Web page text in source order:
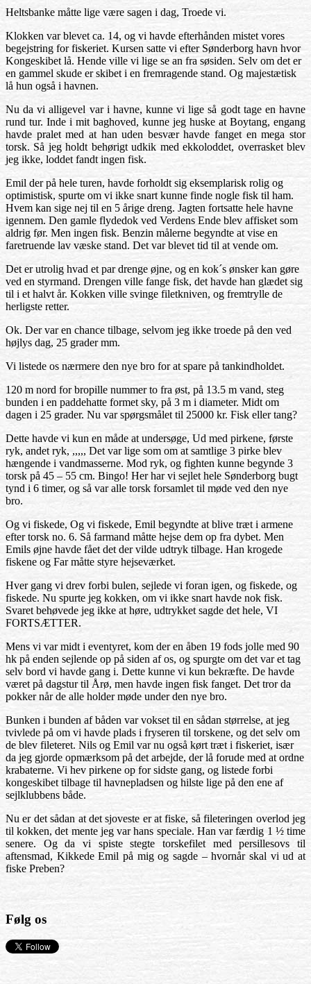
Heltsbanke måtte lige være sagen i dag, Troede vi.
Klokken var blevet ca. 14, og vi havde efterhånden mistet vores
begejstring for fiskeriet. Kursen satte vi efter Sønderborg havn hvor
Kongeskibet lå. Hende ville vi lige se an fra søsiden. Selv om det er
en gammel skude er skibet i en fremragende stand. Og majestætisk
lå hun også i havnen.
Nu da vi alligevel var i havne, kunne vi lige så godt tage en havne
rund tur. Inde i mit baghoved, kunne jeg huske at Boytang, engang
havde pralet med at han uden besvær havde fanget en mega stor
torsk. Så jeg holdt behørigt udkik med ekkoloddet, overrasket blev
jeg ikke, loddet fandt ingen fisk.
Emil der på hele turen, havde forholdt sig eksemplarisk rolig og
optimistisk, spurte om vi ikke snart kunne finde nogle fisk til ham.
Hvem kan sige nej til en 5 årige dreng. Jagten fortsatte hele havne
igennem. Den gamle flydedok ved Verdens Ende blev affisket som
aldrig før. Men ingen fisk. Benzin målerne begyndte at vise en
faretruende lav væske stand. Det var blevet tid til at vende om.
Det er utrolig hvad et par drenge øjne, og en kok´s ønsker kan gøre
ved en styrmand. Drengen ville fange fisk, det havde han glædet sig
til i et halvt år. Kokken ville svinge filetkniven, og fremtrylle de
herligste retter.
Ok. Der var en chance tilbage, selvom jeg ikke troede på den ved
højlys dag, 25 grader mm.
Vi listede os nærmere den nye bro for at spare på tankindholdet.
120 m nord for bropille nummer to fra øst, på 13.5 m vand, steg
bunden i en paddehatte formet sky, på 3 m i diameter. Midt om
dagen i 25 grader. Nu var spørgsmålet til 25000 kr. Fisk eller tang?
Dette havde vi kun en måde at undersøge, Ud med pirkene, første
ryk, andet ryk, ,,,,, Det var lige som om at samtlige 3 pirke blev
hængende i vandmasserne. Mod ryk, og fighten kunne begynde 3
torsk på 45 – 55 cm. Bingo! Her har vi sejlet hele Sønderborg bugt
tynd i 6 timer, og så var alle torsk forsamlet til møde ved den nye
bro.
Og vi fiskede, Og vi fiskede, Emil begyndte at blive træt i armene
efter torsk no. 6. Så farmand måtte hejse dem op fra dybet. Men
Emils øjne havde fået det der vilde udtryk tilbage. Han krogede
fiskene og Far måtte styre hejseværket.
Hver gang vi drev forbi bulen, sejlede vi foran igen, og fiskede, og
fiskede. Nu spurte jeg kokken, om vi ikke snart havde nok fisk.
Svaret behøvede jeg ikke at høre, udtrykket sagde det hele, VI
FORTSÆTTER.
Mens vi var midt i eventyret, kom der en åben 19 fods jolle med 90
hk på enden sejlende op på siden af os, og spurgte om det var et tag
selv bord vi havde gang i. Dette kunne vi kun bekræfte. De havde
været på dagstur til Årø, men havde ingen fisk fanget. Det tror da
pokker når de alle holder møde under den nye bro.
Bunken i bunden af båden var vokset til en sådan størrelse, at jeg
tvivlede på om vi havde plads i fryseren til torskene, og det selv om
de blev fileteret. Nils og Emil var nu også kørt træt i fiskeriet, især
da jeg gjorde opmærksom på det arbejde, der lå forude med at ordne
krabaterne. Vi hev pirkene op for sidste gang, og listede forbi
kongeskibet tilbage til havnepladsen og hilste lige på den ene af
sejlklubbens både.
Nu er det sådan at det sjoveste er at fiske, så fileteringen overlod jeg
til kokken, det mente jeg var hans speciale. Han var færdig 1 ½ time
senere. Og da vi spiste stegte torskefilet med persillesovs til
aftensmad, Kikkede Emil på mig og sagde – hvornår skal vi ud at
fiske Preben?
Følg os